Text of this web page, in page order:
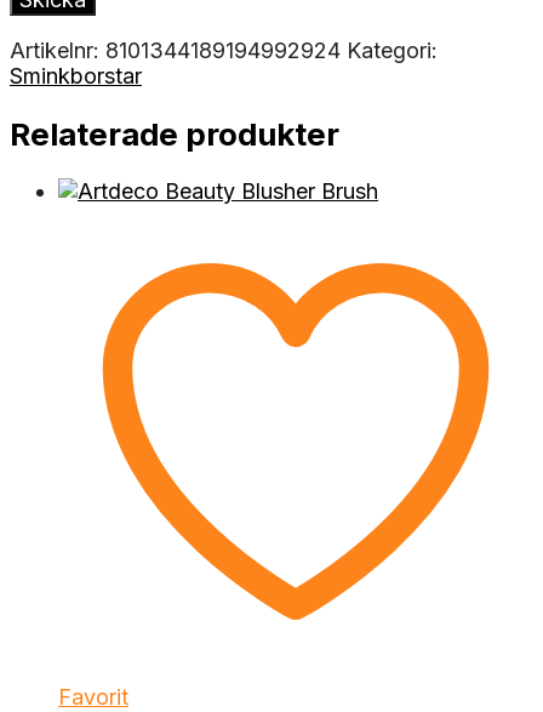
Artikelnr: 8101344189194992924 Kategori:
Sminkborstar
Relaterade produkter
Favorit